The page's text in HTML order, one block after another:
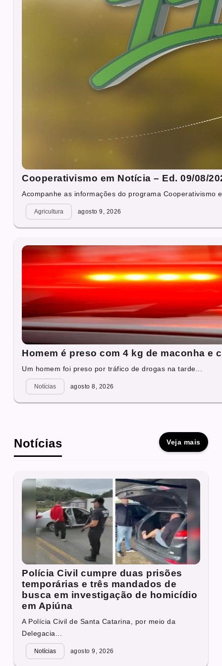
Cooperativismo em Notícia – Ed. 09/08/
Acompanhe as informações do programa Cooperativismo
Agricultura agosto 9, 2026
Homem é preso com 4 kg de maconha e
Um homem foi preso por tráfico de drogas na tarde...
Notícias agosto 8, 2026
Notícias Veja mais
Polícia Civil cumpre duas prisões
temporárias e três mandados de
busca em investigação de homicídio
em Apiúna
A Polícia Civil de Santa Catarina, por meio da
Delegacia...
Notícias agosto 9, 2026